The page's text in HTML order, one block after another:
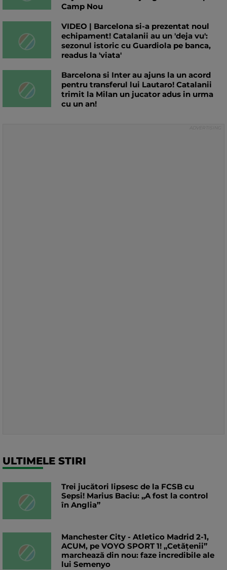
Camp Nou
VIDEO | Barcelona si-a prezentat noul
echipament! Catalanii au un 'deja vu':
sezonul istoric cu Guardiola pe banca,
readus la 'viata'
Barcelona si Inter au ajuns la un acord
pentru transferul lui Lautaro! Catalanii
trimit la Milan un jucator adus in urma
cu un an!
ULTIMELE STIRI
Trei jucători lipsesc de la FCSB cu
Sepsi! Marius Baciu: „A fost la control
în Anglia”
Manchester City - Atletico Madrid 2-1,
ACUM, pe VOYO SPORT 1! „Cetățenii”
marchează din nou: faze incredibile ale
lui Semenyo